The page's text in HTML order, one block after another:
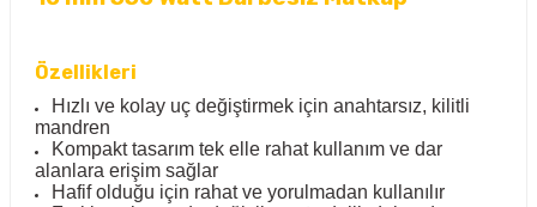
Özellikleri
Hızlı ve kolay uç değiştirmek için anahtarsız, kilitli
mandren
Kompakt tasarım tek elle rahat kullanım ve dar
alanlara erişim sağlar
Hafif olduğu için rahat ve yorulmadan kullanılır